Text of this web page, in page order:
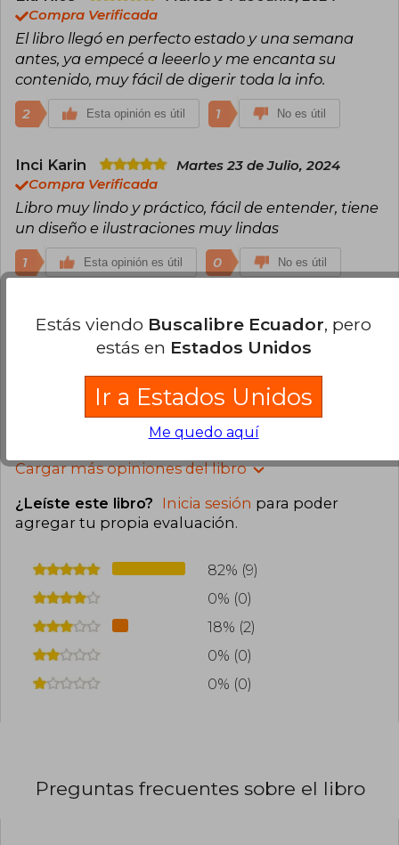
Compra Verificada
El libro llegó en perfecto estado y una semana
antes, ya empecé a leeerlo y me encanta su
contenido, muy fácil de digerir toda la info.
2 Esta opinión es útil 1 No es útil
Inci Karin
Martes 23 de Julio, 2024
Compra Verificada
Libro muy lindo y práctico, fácil de entender, tiene
un diseño e ilustraciones muy lindas
1 Esta opinión es útil 0 No es útil
Susana Saavedra
Martes 20 de Agosto,
2024
Compra Verificada
Un libro muy completo, lo recomiendo
Esta opinión es útil 0 No es útil
Cargar más opiniones del libro
¿Leíste este libro? Inicia sesión para poder
agregar tu propia evaluación.
82% (9)
0% (0)
18% (2)
0% (0)
0% (0)
Preguntas frecuentes sobre el libro
Estás viendo Buscalibre Ecuador, pero
estás en Estados Unidos
Ir a Estados Unidos
Me quedo aquí